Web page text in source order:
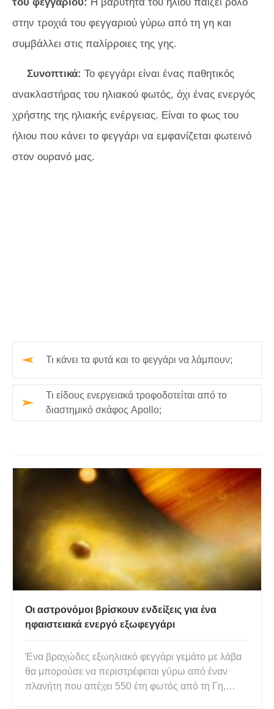
στην τροχιά του φεγγαριού γύρω από τη γη και
συμβάλλει στις παλίρροιες της γης.
Συνοπτικά: Το φεγγάρι είναι ένας παθητικός
ανακλαστήρας του ηλιακού φωτός, όχι ένας ενεργός
χρήστης της ηλιακής ενέργειας. Είναι το φως του
ήλιου που κάνει το φεγγάρι να εμφανίζεται φωτεινό
στον ουρανό μας.
Τι κάνει τα φυτά και το φεγγάρι να λάμπουν;
Τι είδους ενεργειακά τροφοδοτείται από το
διαστημικό σκάφος Apollo;
Οι αστρονόμοι βρίσκουν ενδείξεις για ένα
ηφαιστειακά ενεργό εξωφεγγάρι
Ένα βραχώδες εξωηλιακό φεγγάρι γεμάτο με λάβα
θα μπορούσε να περιστρέφεται γύρω από έναν
πλανήτη που απέχει 550 έτη φωτός από τη Γη,